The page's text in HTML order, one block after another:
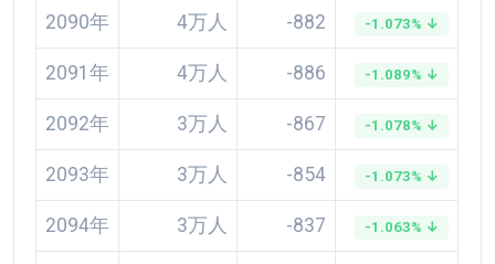
2090年 4万人 -882 -1.073% ↓
2091年 4万人 -886 -1.089% ↓
2092年 3万人 -867 -1.078% ↓
2093年 3万人 -854 -1.073% ↓
2094年 3万人 -837 -1.063% ↓